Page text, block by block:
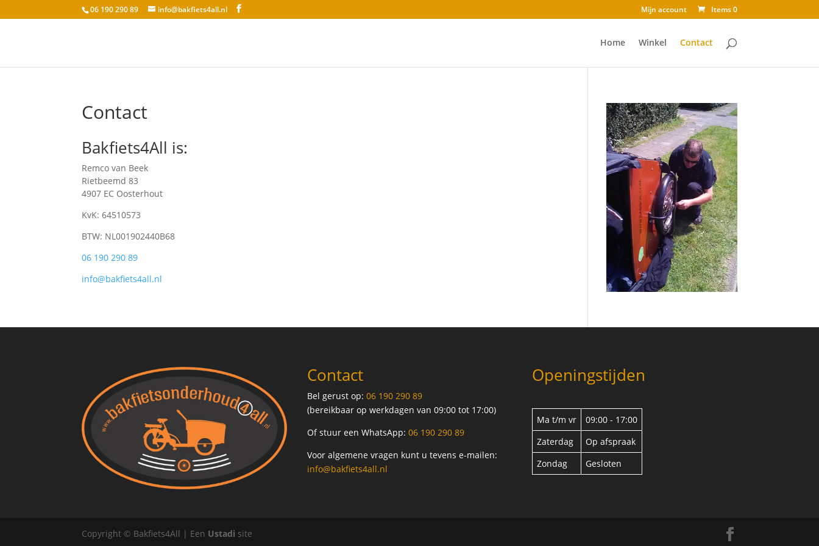
06 190 290 89 info@bakfiets4all.nl Mijn account Items 0
Home Winkel Contact
Contact
Bakfiets4All is:
Remco van Beek
Rietbeemd 83
4907 EC Oosterhout
KvK: 64510573
BTW: NL001902440B68
06 190 290 89
info@bakfiets4all.nl
Contact
Bel gerust op: 06 190 290 89
(bereikbaar op werkdagen van 09:00 tot 17:00)
Of stuur een WhatsApp: 06 190 290 89
Voor algemene vragen kunt u tevens e-mailen:
info@bakfiets4all.nl
Openingstijden
Ma t/m vr
09:00 - 17:00
Zaterdag
Op afspraak
Zondag
Gesloten
Copyright © Bakfiets4All | Een Ustadi site